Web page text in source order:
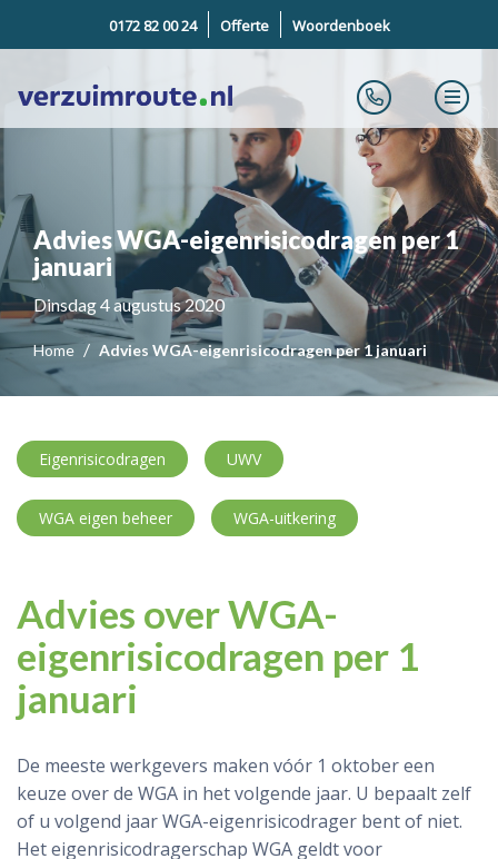
0172 82 00 24 Offerte Woordenboek
Advies WGA-eigenrisicodragen per 1
januari
Dinsdag 4 augustus 2020
Home Advies WGA-eigenrisicodragen per 1 januari
Eigenrisicodragen UWV
WGA eigen beheer WGA-uitkering
Advies over WGA-
eigenrisicodragen per 1
januari
De meeste werkgevers maken vóór 1 oktober een
keuze over de WGA in het volgende jaar. U bepaalt zelf
of u volgend jaar WGA-eigenrisicodrager bent of niet.
Het eigenrisicodragerschap WGA geldt voor